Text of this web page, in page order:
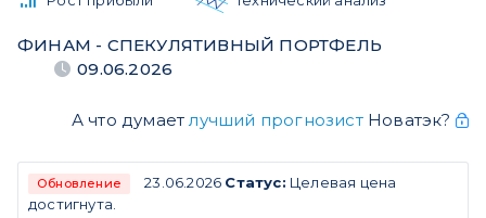
ФИНАМ - СПЕКУЛЯТИВНЫЙ ПОРТФЕЛЬ
09.06.2026
А что думает лучший прогнозистНоватэк?
Обновление 23.06.2026 Статус: Целевая цена
достигнута.